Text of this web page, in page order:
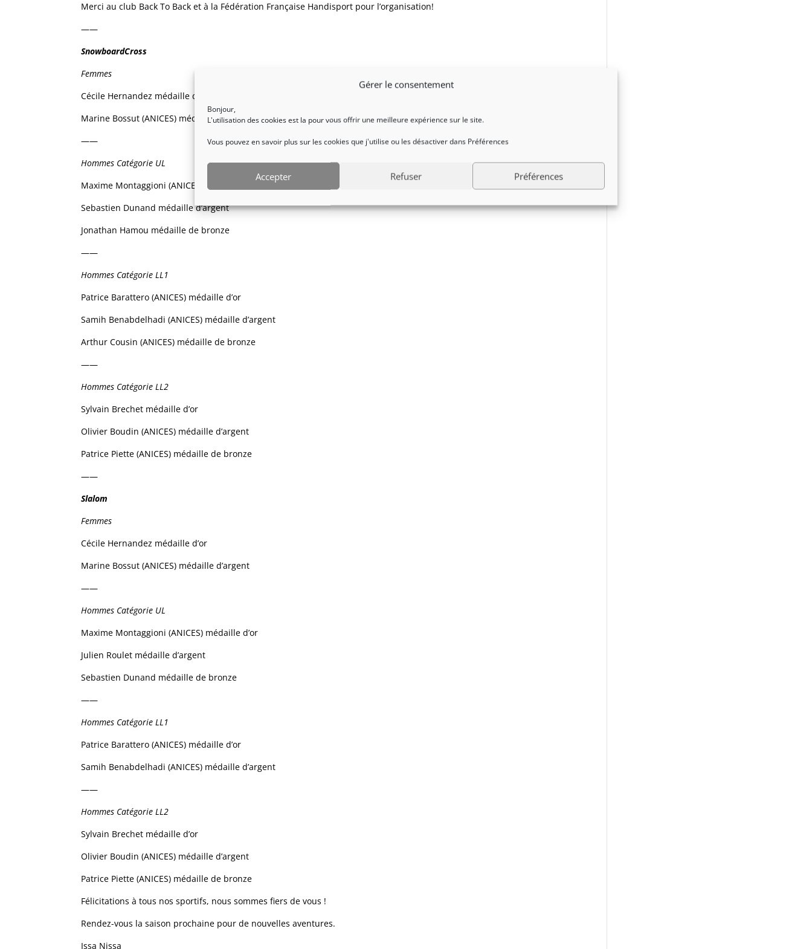
Gérer le consentement
Bonjour,
L'utilisation des cookies est la pour vous offrir une meilleure expérience sur le site.
Vous pouvez en savoir plus sur les cookies que j'utilise ou les désactiver dans Préférences
Accepter Refuser Préférences
Merci au club Back To Back et à la Fédération Française Handisport pour l’organisation!
——
SnowboardCross
Femmes
Cécile Hernandez médaille d’or
Marine Bossut (ANICES) médaille d’argent
——
Hommes Catégorie UL
Maxime Montaggioni (ANICES) médaille d’or
Sebastien Dunand médaille d’argent
Jonathan Hamou médaille de bronze
——
Hommes Catégorie LL1
Patrice Barattero (ANICES) médaille d’or
Samih Benabdelhadi (ANICES) médaille d’argent
Arthur Cousin (ANICES) médaille de bronze
——
Hommes Catégorie LL2
Sylvain Brechet médaille d’or
Olivier Boudin (ANICES) médaille d’argent
Patrice Piette (ANICES) médaille de bronze
——
Slalom
Femmes
Cécile Hernandez médaille d’or
Marine Bossut (ANICES) médaille d’argent
——
Hommes Catégorie UL
Maxime Montaggioni (ANICES) médaille d’or
Julien Roulet médaille d’argent
Sebastien Dunand médaille de bronze
——
Hommes Catégorie LL1
Patrice Barattero (ANICES) médaille d’or
Samih Benabdelhadi (ANICES) médaille d’argent
——
Hommes Catégorie LL2
Sylvain Brechet médaille d’or
Olivier Boudin (ANICES) médaille d’argent
Patrice Piette (ANICES) médaille de bronze
Félicitations à tous nos sportifs, nous sommes fiers de vous !
Rendez-vous la saison prochaine pour de nouvelles aventures.
Issa Nissa